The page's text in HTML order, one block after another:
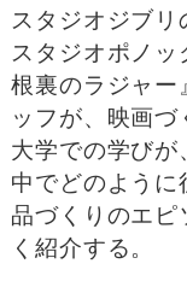
スタジオジブ
スタジオポノ
根裏のラジャー
ッフが、映画づ
大学での学び
中でどのよう
品づくりのエ
く紹介する。